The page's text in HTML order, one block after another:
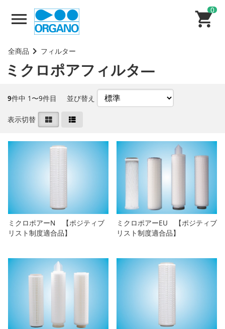
0
全商品 フィルター
ミクロポアフィルタ―
9件中 1〜9件目 並び替え
表示切替
ミクロポアーN 【ポジティブ
リスト制度適合品】
ミクロポアーEU 【ポジティブ
リスト制度適合品】